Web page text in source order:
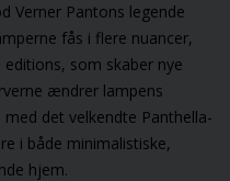
Verner Pantons legende
fås i flere nuancer,
som skaber nye
ændrer lampens
det velkendte Panthella-
i både minimalistiske,
hjem.